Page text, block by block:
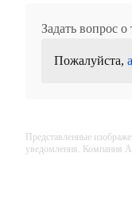
Задать вопрос о
Пожалуйста,
Представленные
уведомления. Компания